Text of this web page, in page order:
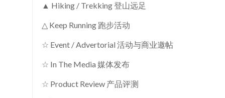
▲ Hiking / Trekking 登山远足
△ Keep Running 跑步活动
☆ Event / Advertorial 活动与商业邀帖
☆ In The Media 媒体发布
☆ Product Review 产品评测